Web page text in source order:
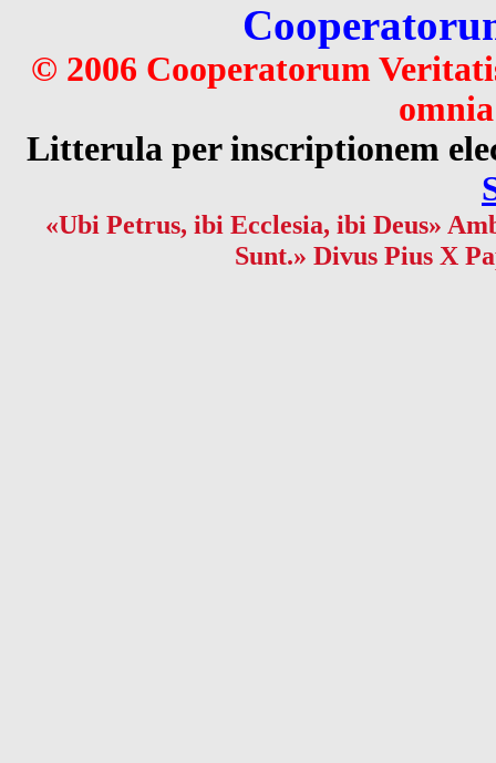
© 2006 Cooperatorum
Litterula per inscriptionem
«Ubi Petrus, ibi Ecclesia, ibi Deus»
Sunt.» Divus Pius X